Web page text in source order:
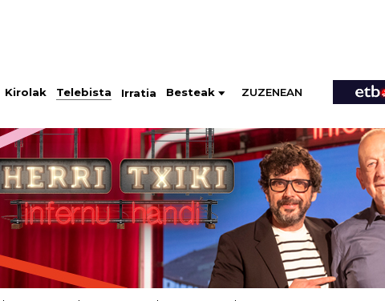
Kirolak Telebista Irratia Besteak ZUZENEAN